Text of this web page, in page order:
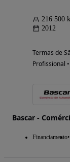
216 500
2012
Termas de
Profissional
Bascar -
Financiamento